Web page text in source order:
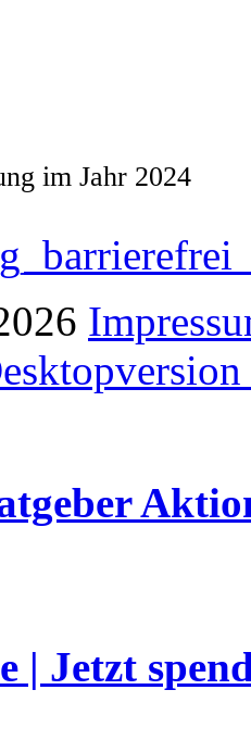
im Jahr 2024
| Jetzt